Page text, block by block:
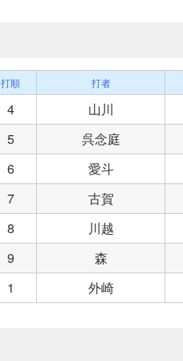
打順 打者
4
山川
5
呉念庭
6
愛斗
7
古賀
8
川越
9
森
1 外崎